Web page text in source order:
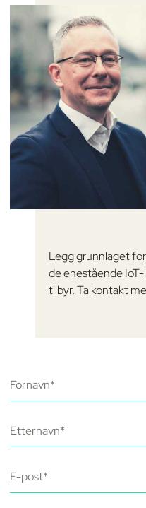
Legg grunnlaget
de enestående
tilbyr. Ta kontakt